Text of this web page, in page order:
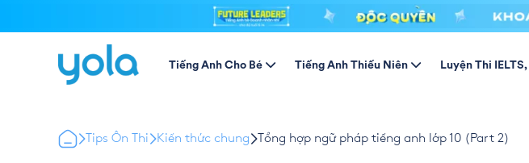
Tiếng Anh Cho Bé Tiếng Anh Thiếu Niên Luyện Thi
Tips Ôn Thi Kiến thức chung Tổng hợp ngữ pháp tiếng anh lớp 10 (Part 2)